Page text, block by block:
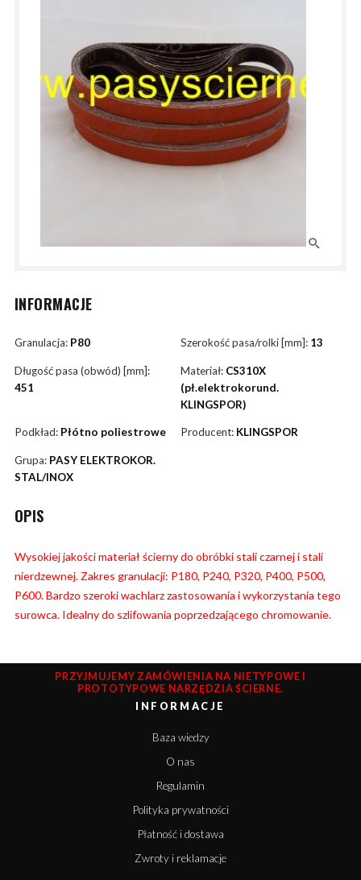
INFORMACJE
Granulacja: P80 Szerokość pasa/rolki [mm]: 13
Długość pasa (obwód) [mm]:
451
Materiał: CS310X
(pł.elektrokorund.
KLINGSPOR)
Podkład: Płótno poliestrowe Producent: KLINGSPOR
Grupa: PASY ELEKTROKOR.
STAL/INOX
OPIS
Wysokiej jakości materiał ścierny do obróbki stali czarnej i stali
nierdzewnej. Zakres granulacji: P180, P240, P320, P400, P500,
P600. Bardzo szeroki wachlarz zastosowania i wykorzystania tego
surowca. Idealny do szlifowania poprzedzającego chromowanie.
PRZYJMUJEMY ZAMÓWIENIA NA NIETYPOWE I
PROTOTYPOWE NARZĘDZIA ŚCIERNE.
INFORMACJE
Baza wiedzy
O nas
Regulamin
Polityka prywatności
Płatność i dostawa
Zwroty i reklamacje